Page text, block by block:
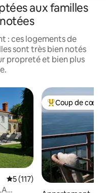
aux familles
: ces logements de
sont très bien notés
propreté et bien plus
appréciés
Évaluation moyenne sur la
5 (117)
Coups de cœur
Coup de cœur